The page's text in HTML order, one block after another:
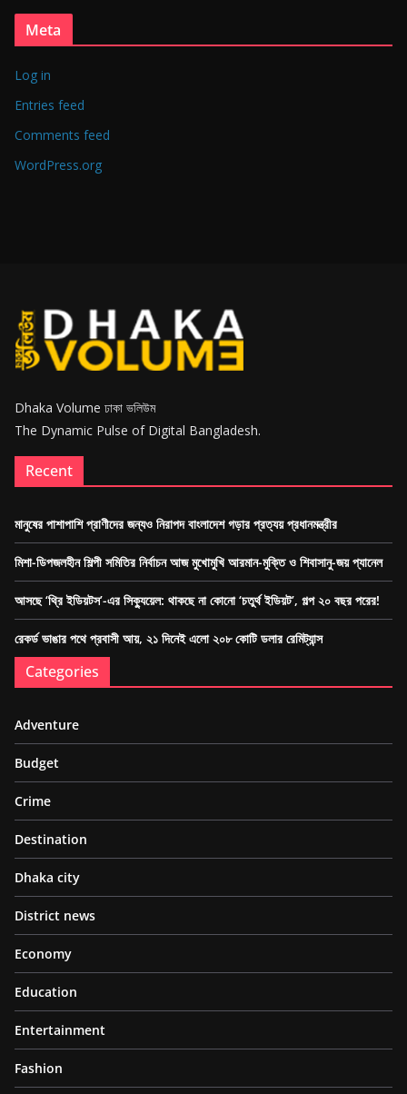
Meta
Log in
Entries feed
Comments feed
WordPress.org
Dhaka Volume ঢাকা ভলিউম
The Dynamic Pulse of Digital Bangladesh.
Recent
মানুষের পাশাপাশি প্রাণীদের জন্যও নিরাপদ বাংলাদেশ গড়ার প্রত্যয় প্রধানমন্ত্রীর
মিশা-ডিপজলহীন শিল্পী সমিতির নির্বাচন আজ মুখোমুখি আরমান-মুক্তি ও শিবাসানু-জয় প্যানেল
আসছে ‘থ্রি ইডিয়টস’-এর সিক্যুয়েল: থাকছে না কোনো ‘চতুর্থ ইডিয়ট’, গল্প ২০ বছর পরের!
রেকর্ড ভাঙার পথে প্রবাসী আয়, ২১ দিনেই এলো ২০৮ কোটি ডলার রেমিট্যান্স
Categories
Adventure
Budget
Crime
Destination
Dhaka city
District news
Economy
Education
Entertainment
Fashion